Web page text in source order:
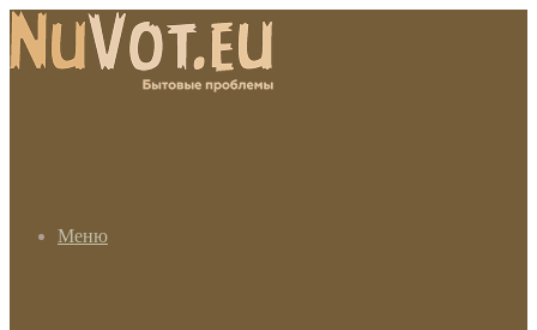
Меню